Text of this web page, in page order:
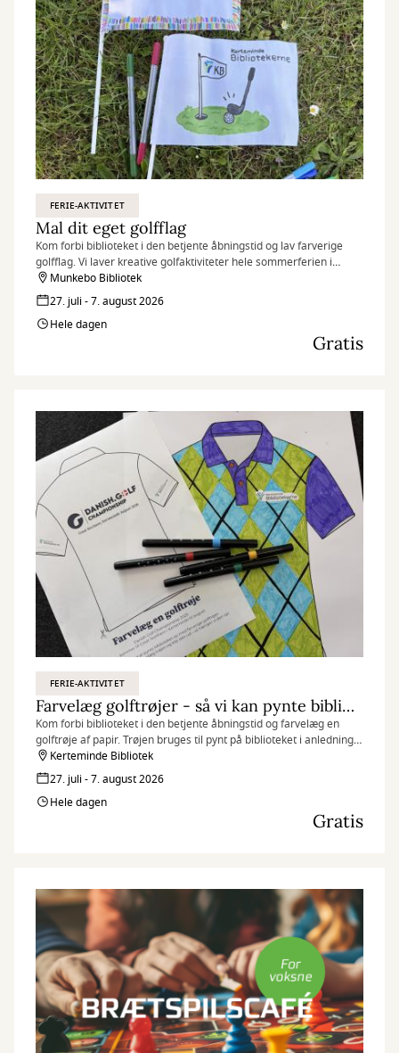
FERIE-AKTIVITET
Mal dit eget golfflag
Kom forbi biblioteket i den betjente åbningstid og lav farverige
golfflag. Vi laver kreative golfaktiviteter hele sommerferien i
anledning af at Danish Golf Championship kommer til Great
Northern i august.
Munkebo Bibliotek
27. juli - 7. august 2026
Hele dagen
Gratis
FERIE-AKTIVITET
Farvelæg golftrøjer - så vi kan pynte biblioteket
Kom forbi biblioteket i den betjente åbningstid og farvelæg en
golftrøje af papir. Trøjen bruges til pynt på biblioteket i anledning
af Danish Golf Championship. Vi takker med en lille pose slik.
Kerteminde Bibliotek
27. juli - 7. august 2026
Hele dagen
Gratis